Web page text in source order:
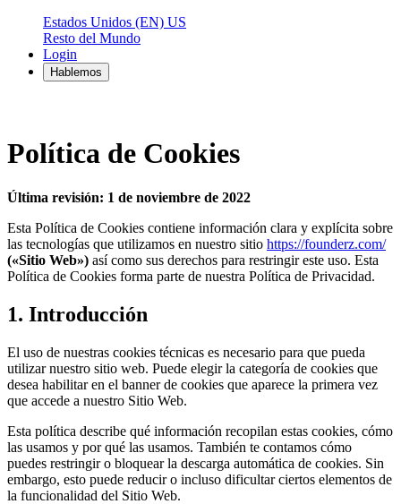
Estados Unidos (EN) US
Resto del Mundo
Login
Hablemos
Política de Cookies
Última revisión: 1 de noviembre de 2022
Esta Política de Cookies contiene información clara y explícita sobre
las tecnologías que utilizamos en nuestro sitio https://founderz.com/
(«Sitio Web») así como sus derechos para restringir este uso. Esta
Política de Cookies forma parte de nuestra Política de Privacidad.
1. Introducción
El uso de nuestras cookies técnicas es necesario para que pueda
utilizar nuestro sitio web. Puede elegir la categoría de cookies que
desea habilitar en el banner de cookies que aparece la primera vez
que accede a nuestro Sitio Web.
Esta política describe qué información recopilan estas cookies, cómo
las usamos y por qué las usamos. También te contamos cómo
puedes restringir o bloquear la descarga automática de cookies. Sin
embargo, esto puede reducir o incluso dificultar ciertos elementos de
la funcionalidad del Sitio Web.